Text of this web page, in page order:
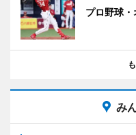
プロ野球
み